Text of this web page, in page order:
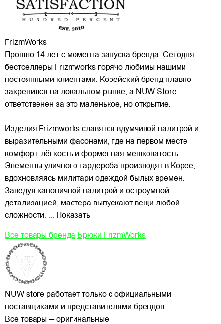
FrizmWorks
Прошло 14 лет с момента запуска бренда. Сегодня
бестселлеры Frizmworks горячо любимы нашими
постоянными клиентами. Корейский бренд плавно
закрепился на локальном рынке, а NUW Store
ответственен за это маленькое, но открытие.
Изделия Frizmworks славятся вдумчивой палитрой и
выразительными фасонами, где на первом месте
комфорт, лёгкость и форменная мешковатость.
Элементы уличного гардероба производят в Корее,
вдохновляясь милитари одеждой былых времён.
Заведуя каноничной палитрой и остроумной
детализацией, мастера выпускают вещи любой
сложности. ... Показать
Все товары бренда Брюки FrizmWorks
NUW store работает только с официальными
поставщиками и представителями брендов.
Все товары — оригинальные.